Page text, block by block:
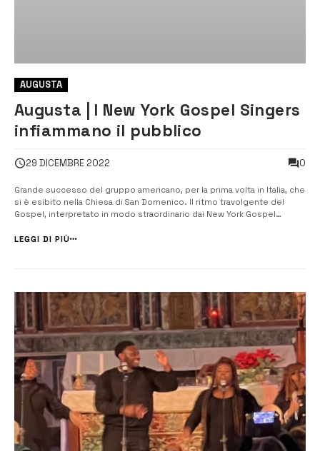
AUGUSTA
Augusta | I New York Gospel Singers
infiammano il pubblico
29 DICEMBRE 2022 0
Grande successo del gruppo americano, per la prima volta in Italia, che
si è esibito nella Chiesa di San Domenico. Il ritmo travolgente del
Gospel, interpretato in modo straordinario dai New York Gospel
Domenico. Nonostante l’orario insolito, le quattro e mezza del
LEGGI DI PIÙ